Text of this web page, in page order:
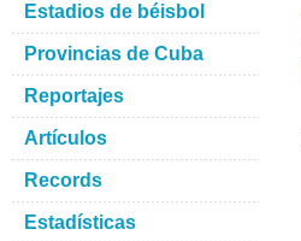
Estadios de béisbol
Provincias de Cuba
Reportajes
Artículos
Records
Estadísticas